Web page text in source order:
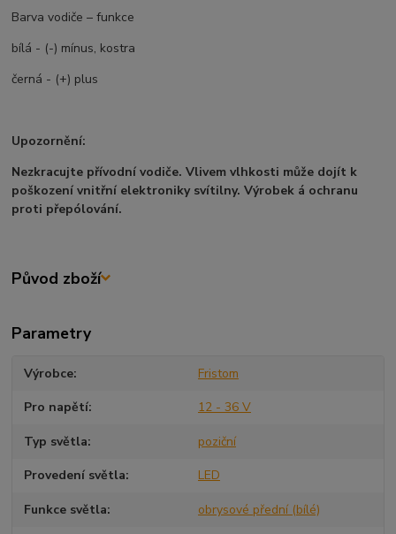
Barva vodiče – funkce
bílá - (-) mínus, kostra
černá - (+) plus
Upozornění:
Nezkracujte přívodní vodiče. Vlivem vlhkosti může dojít k
poškození vnitřní elektroniky svítilny. Výrobek á ochranu
proti přepólování.
Původ zboží
Parametry
Výrobce Fristom
Pro napětí 12 - 36 V
Typ světla poziční
Provedení světla LED
Funkce světla obrysové přední (bílé)